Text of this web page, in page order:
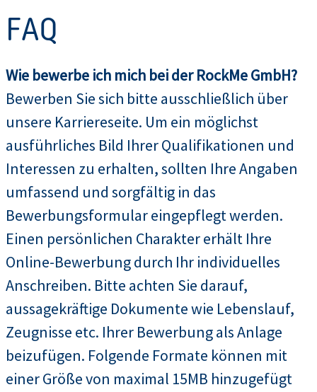
FAQ
Wie bewerbe ich mich bei der RockMe GmbH?
Bewerben Sie sich bitte ausschließlich über
unsere Karriereseite. Um ein möglichst
ausführliches Bild Ihrer Qualifikationen und
Interessen zu erhalten, sollten Ihre Angaben
umfassend und sorgfältig in das
Bewerbungsformular eingepflegt werden.
Einen persönlichen Charakter erhält Ihre
Online-Bewerbung durch Ihr individuelles
Anschreiben. Bitte achten Sie darauf,
aussagekräftige Dokumente wie Lebenslauf,
Zeugnisse etc. Ihrer Bewerbung als Anlage
beizufügen. Folgende Formate können mit
einer Größe von maximal 15MB hinzugefügt